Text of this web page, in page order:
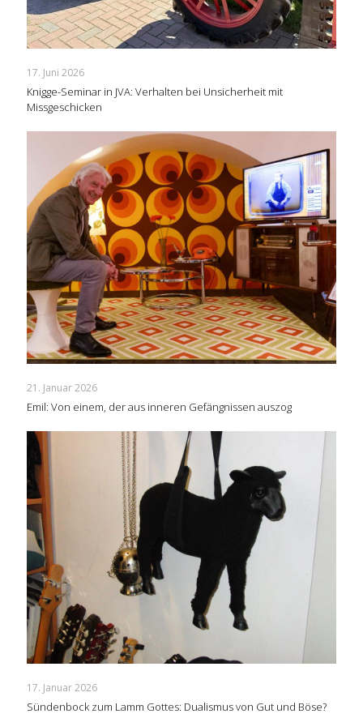
17. Juni 2026
Knigge-Seminar in JVA: Verhalten bei Unsicherheit mit
Missgeschicken
21. Januar 2026
Emil: Von einem, der aus inneren Gefängnissen auszog
17. Januar 2026
Sündenbock zum Lamm Gottes: Dualismus von Gut und Böse?